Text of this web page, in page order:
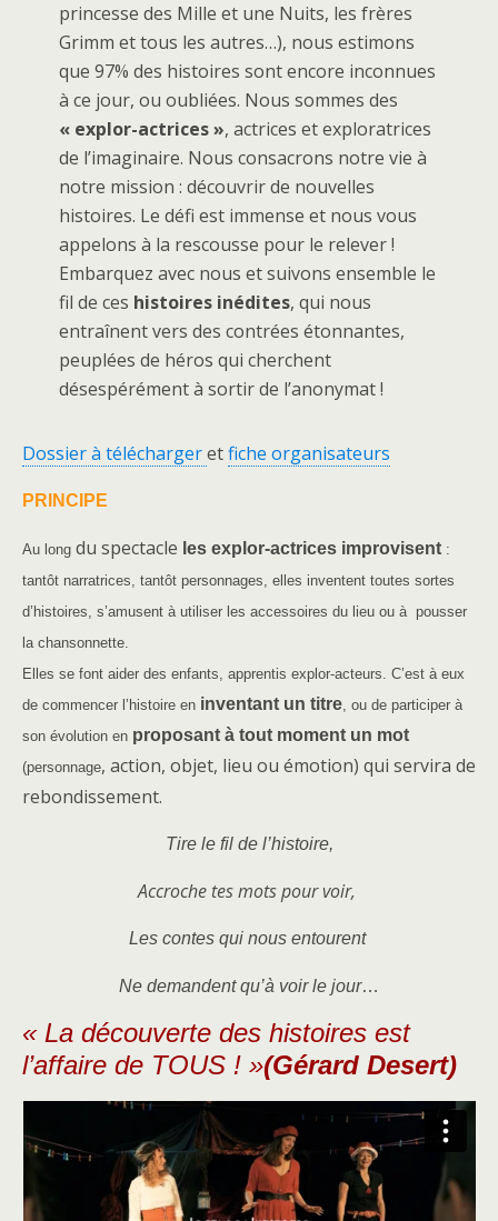
princesse des Mille et une Nuits, les frères
Grimm et tous les autres…), nous estimons
que 97% des histoires sont encore inconnues
à ce jour, ou oubliées. Nous sommes des
« explor-actrices », actrices et exploratrices
de l’imaginaire. Nous consacrons notre vie à
notre mission : découvrir de nouvelles
histoires. Le défi est immense et nous vous
appelons à la rescousse pour le relever !
Embarquez avec nous et suivons ensemble le
fil de ces histoires inédites, qui nous
entraînent vers des contrées étonnantes,
peuplées de héros qui cherchent
désespérément à sortir de l’anonymat !
Dossier à téléchargeretfiche organisateurs
PRINCIPE
Au long du spectacle les explor-actrices improvisent :
tantôt narratrices, tantôt personnages, elles inventent toutes sortes
d’histoires, s’amusent à utiliser les accessoires du lieu ou à pousser
la chansonnette.
Elles se font aider des enfants, apprentis explor-acteurs. C’est à eux
de commencer l’histoire en inventant un titre, ou de participer à
son évolution en proposant à tout moment un mot
(personnage, action, objet, lieu ou émotion) qui servira de
rebondissement.
Tire le fil de l’histoire,
Accroche tes mots pour voir,
Les contes qui nous entourent
Ne demandent qu’à voir le jour…
« La découverte des histoires est
l’affaire de TOUS ! »(Gérard Desert)